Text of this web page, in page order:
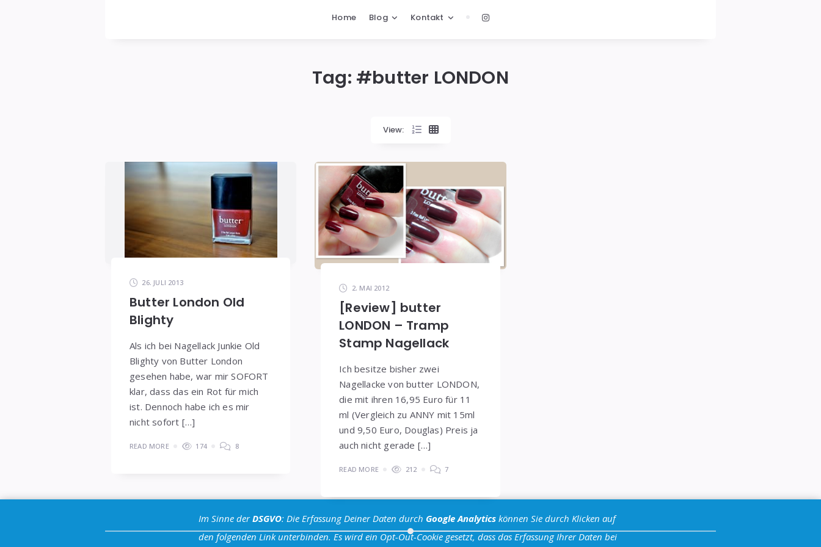
Home Blog Kontakt
Tag: #butter LONDON
View:
26. JULI 2013
Butter London Old
Blighty
Als ich bei Nagellack Junkie Old
Blighty von Butter London
gesehen habe, war mir SOFORT
klar, dass das ein Rot für mich
ist. Dennoch habe ich es mir
nicht sofort […]
READ MORE 174 8
2. MAI 2012
[Review] butter
LONDON – Tramp
Stamp Nagellack
Ich besitze bisher zwei
Nagellacke von butter LONDON,
die mit ihren 16,95 Euro für 11
ml (Vergleich zu ANNY mit 15ml
und 9,50 Euro, Douglas) Preis ja
auch nicht gerade […]
READ MORE 212 7
Im Sinne derDSGVO: Die Erfassung Deiner Daten durch Google Analytics können Sie durch Klicken auf
den folgenden Link unterbinden. Es wird ein Opt-Out-Cookie gesetzt, dass das Erfassung Ihrer Daten bei